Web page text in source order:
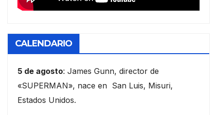
CALENDARIO
5 de agosto: James Gunn, director de
«SUPERMAN», nace en San Luis, Misuri,
Estados Unidos.